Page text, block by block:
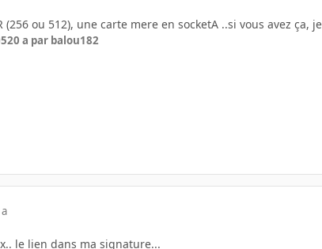
(256 ou 512), une carte mere en socketA ..si vous avez ça,
20 a par balou182
le lien dans ma signature...